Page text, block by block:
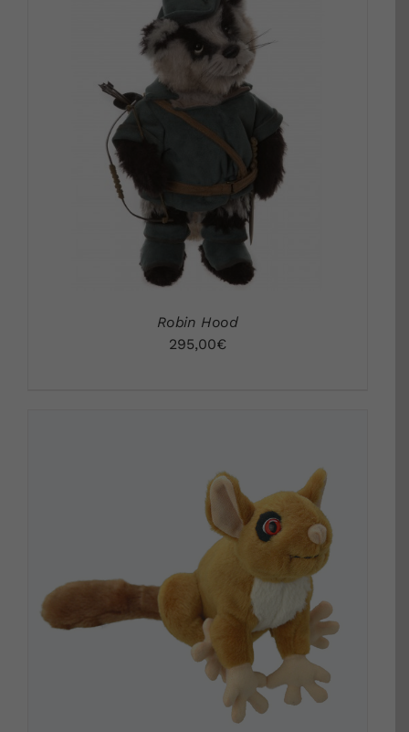
DETALLS
Robin Hood
295,00€
DETALLS